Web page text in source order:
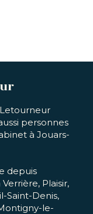
personnes
à Jouars-
depuis
Plaisir,
Saint-Denis,
le-